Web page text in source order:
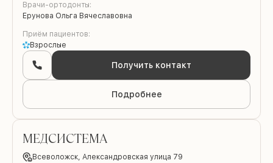
Врачи-ортодонты:
Ерунова Ольга Вячеславовна
Приём пациентов:
Взрослые
Получить контакт
Подробнее
МЕДСИСТЕМА
Всеволожск, Александровская улица 79